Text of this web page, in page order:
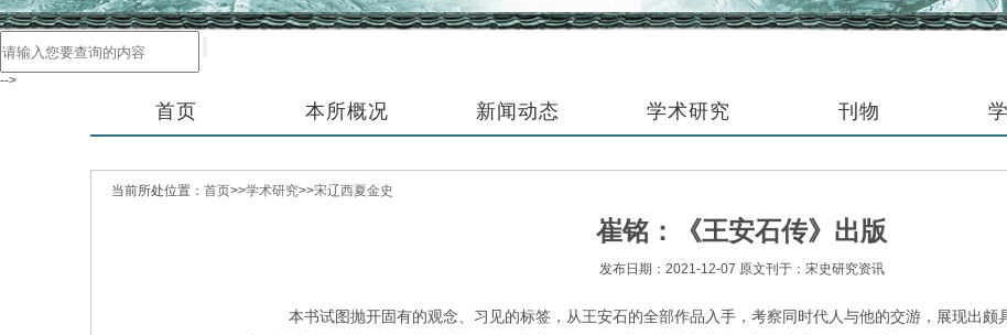
-->
首页 本所概况 新闻动态 学术研究 刊物
当前所处位置： 首页>>学术研究>>宋辽西夏金史
崔铭：《王安石传》出版
发布日期：2021-12-07 原文刊于：宋史研究资讯
本书试图抛开固有的观念、习见的标签，从王安石的全部作品入手，考察同时代人与他的交游，展现出颇